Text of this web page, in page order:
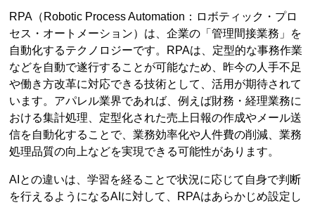
RPA（Robotic Process Automation：ロボティック・プロ
セス・オートメーション）は、企業の「管理間接業務」を
自動化するテクノロジーです。RPAは、定型的な事務作業
などを自動で遂行することが可能なため、昨今の人手不足
や働き方改革に対応できる技術として、活用が期待されて
います。アパレル業界であれば、例えば財務・経理業務に
おける集計処理、定型化された売上日報の作成やメール送
信を自動化することで、業務効率化や人件費の削減、業務
処理品質の向上などを実現できる可能性があります。
AIとの違いは、学習を経ることで状況に応じて自身で判断
を行えるようになるAIに対して、RPAはあらかじめ設定し